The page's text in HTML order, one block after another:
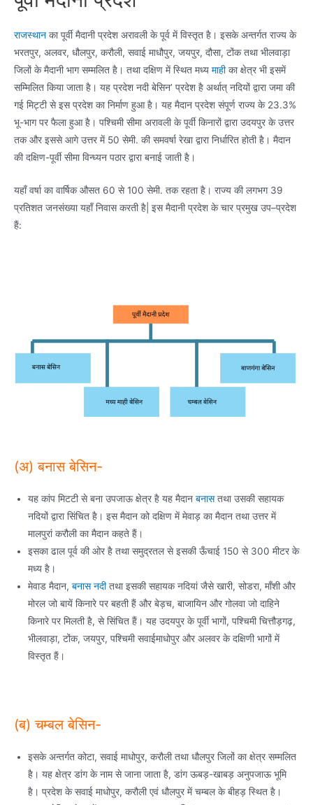
राजस्थान का पूर्वी मैदानी प्रदेश अरावली के पूर्व में विस्तृत है। इसके अन्तर्गत राज्य के
भरतपुर, अलवर, धौलपुर, करौली, सवाई माधौपुर, जयपुर, दौसा, टोंक तथा भीलवाड़ा
जिलों के मैदानी भाग सम्मलित है। तथा दक्षिण में स्थित मध्य माहीका क्षेत्र भी इसमें
सम्मिलित किया जाता है। यह प्रदेश नदी बेसिन’ प्रदेश है अर्थात् नदियों द्वारा जमा की
गई मिट्टी से इस प्रदेश का निर्माण हुआ है। यह मैदान प्रदेश संपूर्ण राज्य के 23.3%
भू-भाग पर फैला हुआ है। पश्चिमी सीमा अरावली के पूर्वी किनारों द्वारा उदयपुर के उत्तर
तक और इससे आगे उत्तर में 50 सेमी. की समवर्षा रेखा द्वारा निर्धारित होती है। मैदान
की दक्षिण-पूर्वी सीमा विन्ध्यन पठार द्वारा बनाई जाती है।
यहाँ वर्षा का वार्षिक औसत 60 से 100 सेमी. तक रहता है। राज्य की लगभग 39
प्रतिशत जनसंख्या यहाँ निवास करती है| इस मैदानी प्रदेश के चार प्रमुख उप–प्रदेश
हैं:
(अ) बनास बेसिन-
यह कांप मिटटी से बना उपजाऊ क्षेत्र है यह मैदान बनासतथा उसकी सहायक
नदियों द्वारा सिंचित है। इस मैदान को दक्षिण में मेवाड़ का मैदान तथा उत्तर में
मालपुरां करौली का मैदान कहते हैं।
इसका ढाल पूर्व की ओर है तथा समुद्रतल से इसकी ऊँचाई 150 से 300 मीटर के
मध्य है।
मेवाड मैदान, बनास नदीतथा इसकी सहायक नदियां जैसे खारी, सोडरा, माँशी और
मोरल जो बायें किनारे पर बहती हैं और बेड़च, बाजायिन और गोलवा जो दाहिने
किनारे पर मिलती है, से सिंचित हैं। यह उदयपुर के पूर्वी भागों, पश्चिमी चित्तौड़गढ़,
भीलवाड़ा, टोंक, जयपुर, पश्चिमी सवाईमाधोपुर और अलवर के दक्षिणी भागों में
विस्तृत हैं।
(ब) चम्बल बेसिन-
इसके अन्तर्गत कोटा, सवाई माधोपुर, करौली तथा धौलपुर जिलों का क्षेत्र सम्मलित
है। यह क्षेत्र डांग के नाम से जाना जाता है, डांग ऊबड़-खाबड़ अनुपजाऊ भूमि
है। प्रदेश के सवाई माधोपुर, करौली एवं धौलपुर में चम्बल के बीहड़ स्थित है।